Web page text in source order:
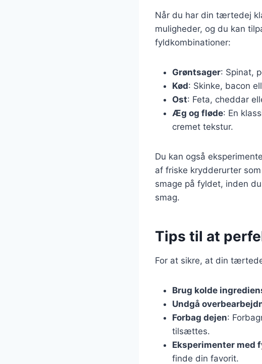
Når du har din tærtedej
muligheder, og du kan
fyldkombinationer:
Grøntsager: Spinat,
Kød: Skinke, bacon
Ost: Feta, cheddar
Æg og fløde: En
cremet tekstur.
Du kan også
af friske krydderurter
smage på fyldet, inden
smag.
Tips til at
For at sikre, at din
Brug kolde
Undgå
Forbag dejen:
tilsættes.
Eksperimenter med
finde din favorit.